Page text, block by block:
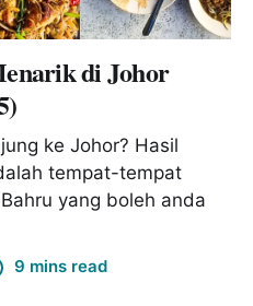
di Johor
ke Johor? Hasil
tempat-tempat
yang boleh anda
9 mins read